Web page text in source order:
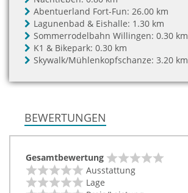
Abentuerland Fort-Fun: 26.00 km
Lagunenbad & Eishalle: 1.30 km
Sommerrodelbahn Willingen: 0.30 km
K1 & Bikepark: 0.30 km
Skywalk/Mühlenkopfschanze: 3.20 km
BEWERTUNGEN
Gesamtbewertung
Ausstattung
Lage